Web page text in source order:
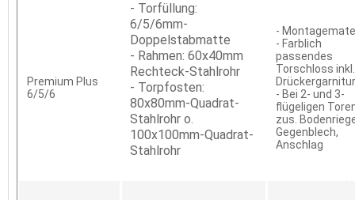
Premium Plus
6/5/6
- Torfüllung:
6/5/6mm-
Doppelstabmatte
- Rahmen: 60x40mm
Rechteck-Stahlrohr
- Torpfosten:
80x80mm-Quadrat-
Stahlrohr o.
100x100mm-Quadrat-
Stahlrohr
-
- Farblich
passendes
Torschloss inkl.
Drückergarnitur
- Bei 2- und 3-
flügeligen
zus.
Gegenblech,
Anschlag